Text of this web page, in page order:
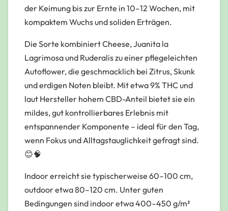
der Keimung bis zur Ernte in 10–12 Wochen, mit
kompaktem Wuchs und soliden Erträgen.
Die Sorte kombiniert Cheese, Juanita la
Lagrimosa und Ruderalis zu einer pflegeleichten
Autoflower, die geschmacklich bei Zitrus, Skunk
und erdigen Noten bleibt. Mit etwa 9% THC und
laut Hersteller hohem CBD-Anteil bietet sie ein
mildes, gut kontrollierbares Erlebnis mit
entspannender Komponente – ideal für den Tag,
wenn Fokus und Alltagstauglichkeit gefragt sind.
😊🧠
Indoor erreicht sie typischerweise 60–100 cm,
outdoor etwa 80–120 cm. Unter guten
Bedingungen sind indoor etwa 400–450 g/m²